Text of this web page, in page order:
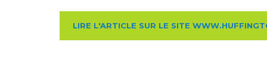
LIRE L'ARTICLE SUR LE SITE